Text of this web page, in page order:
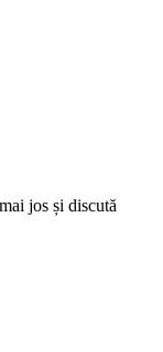
jos și discută